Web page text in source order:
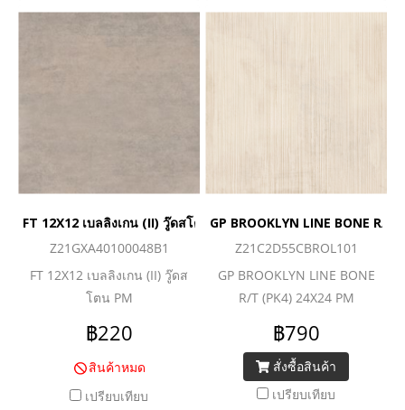
FT 12X12 เบลลิงเกน (II) วู๊ดสโตน PM_ยกเลิก
Z21GXA40100048B1
FT 12X12 เบลลิงเกน (II) วู๊ดส
โตน PM
฿220
สินค้าหมด
เปรียบเทียบ
GP BROOKLYN LINE BONE R/T
Z21C2D55CBROL101
GP BROOKLYN LINE BONE
R/T (PK4) 24X24 PM
฿790
สั่งซื้อสินค้า
เปรียบเทียบ